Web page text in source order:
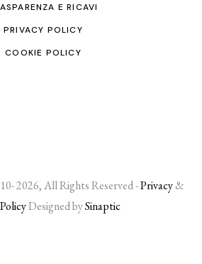
E RICAVI
PRIVACY POLICY
COOKIE POLICY
2026, All Rights Reserved -Privacy&
Designed bySinaptic